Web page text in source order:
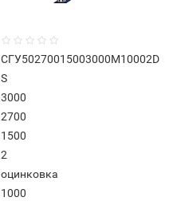
СГУ50270015003000М10002D
S
3000
2700
1500
2
оцинковка
1000